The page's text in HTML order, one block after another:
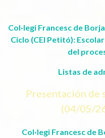
Col·legi Francesc de
Ciclo (CEI Petitó):
del
Listas de
Presentación de
(04/05/
Col·legi Francesc de